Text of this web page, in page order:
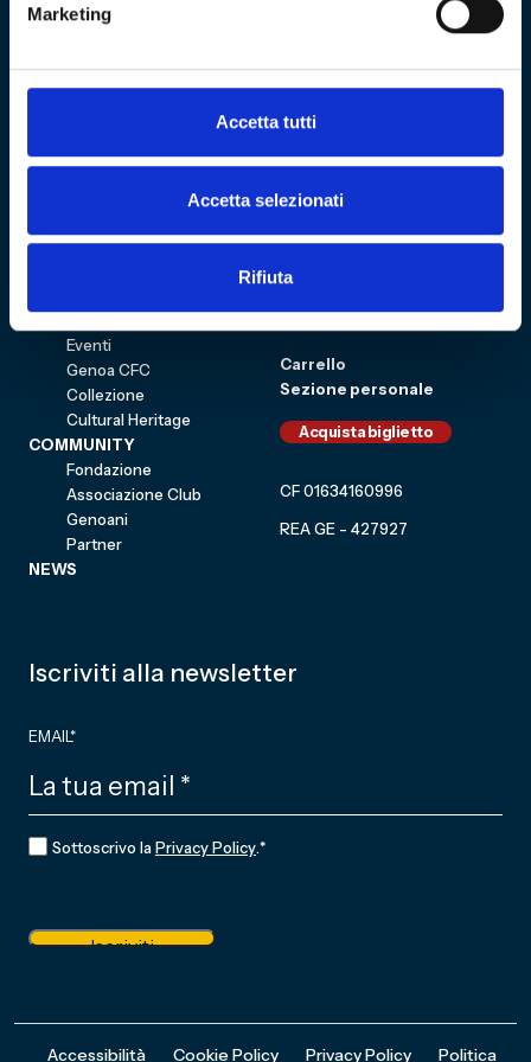
Marketing
Accetta tutti
Accetta selezionati
Rifiuta
info@fondazionegenoa.com
Eventi
Genoa CFC
Collezione
Cultural Heritage
COMMUNITY
Fondazione
Associazione Club
Genoani
Partner
NEWS
Education
Carrello
Sezione personale
Acquista biglietto
CF 01634160996
REA GE - 427927
Iscriviti alla newsletter
EMAIL*
CONSENSO*
Sottoscrivo laPrivacy Policy.*
Iscriviti
Accessibilità Cookie Policy Privacy Policy Politica